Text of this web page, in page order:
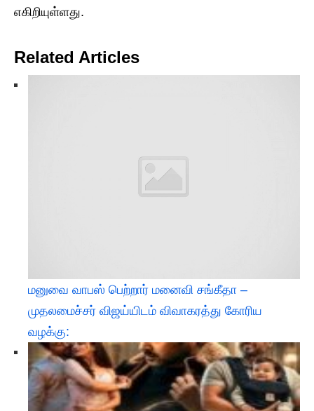
எகிறியுள்ளது.
Related Articles
மனுவை வாபஸ் பெற்றார் மனைவி சங்கீதா –
முதலமைச்சர் விஜய்யிடம் விவாகரத்து கோரிய
வழக்கு: